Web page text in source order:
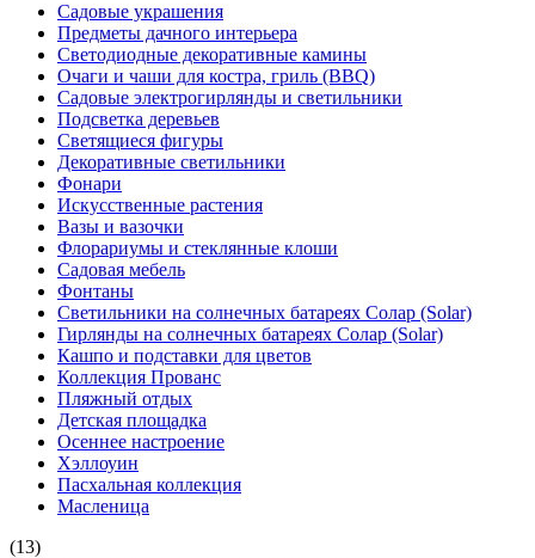
Садовые украшения
Предметы дачного интерьера
Светодиодные декоративные камины
Очаги и чаши для костра, гриль (BBQ)
Садовые электрогирлянды и светильники
Подсветка деревьев
Светящиеся фигуры
Декоративные светильники
Фонари
Искусственные растения
Вазы и вазочки
Флорариумы и стеклянные клоши
Садовая мебель
Фонтаны
Светильники на солнечных батареях Солар (Solar)
Гирлянды на солнечных батареях Солар (Solar)
Кашпо и подставки для цветов
Коллекция Прованс
Пляжный отдых
Детская площадка
Осеннее настроение
Хэллоуин
Пасхальная коллекция
Масленица
(13)